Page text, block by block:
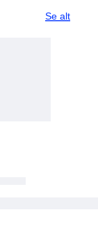
Se alt